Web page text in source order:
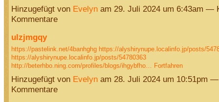
Hinzugefügt von Evelynam 29. Juli 2024 um 6:43am —
Kommentare
ulzjmgqy
https://pastelink.net/4banhghg https://alyshirynupe.localinfo.jp/posts/
https://alyshirynupe.localinfo.jp/posts/54780363
http://beterhbo.ning.com/profiles/blogs/ihgybfho… Fortfahren
Hinzugefügt von Evelynam 28. Juli 2024 um 10:51pm
Kommentare